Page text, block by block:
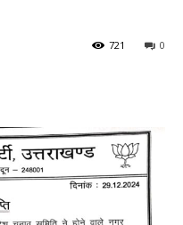
0
721